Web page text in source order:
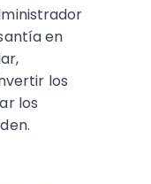
en
los
los